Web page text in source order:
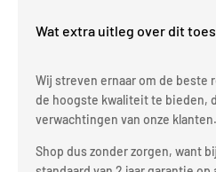
Wat extra uitleg over dit
Wij streven ernaar om de beste
de hoogste kwaliteit te bieden,
verwachtingen van onze klanten.
Shop dus zonder zorgen, want